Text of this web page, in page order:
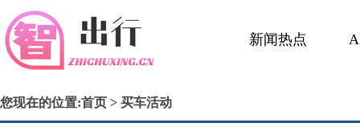
新闻热点
您现在的位置:首页 > 买车活动